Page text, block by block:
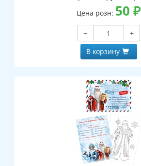
Цена розн: 50 ₽
−
+
В корзину